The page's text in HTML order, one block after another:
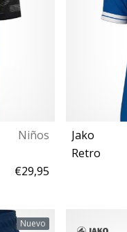
Niños
€29,95
Jako
Retro
Nuevo